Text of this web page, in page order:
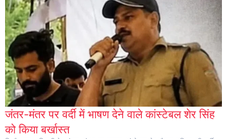
जंतर-मंतर पर वर्दी में भाषण देने वाले कांस्टेबल शेर सिंह
को किया बर्खास्त